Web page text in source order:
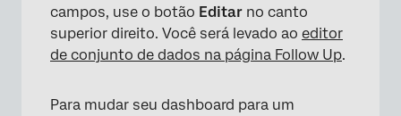
campos, use o botão Editar no canto
superior direito. Você será levado ao editor
de conjunto de dados na página Follow Up.
Para mudar seu dashboard para um